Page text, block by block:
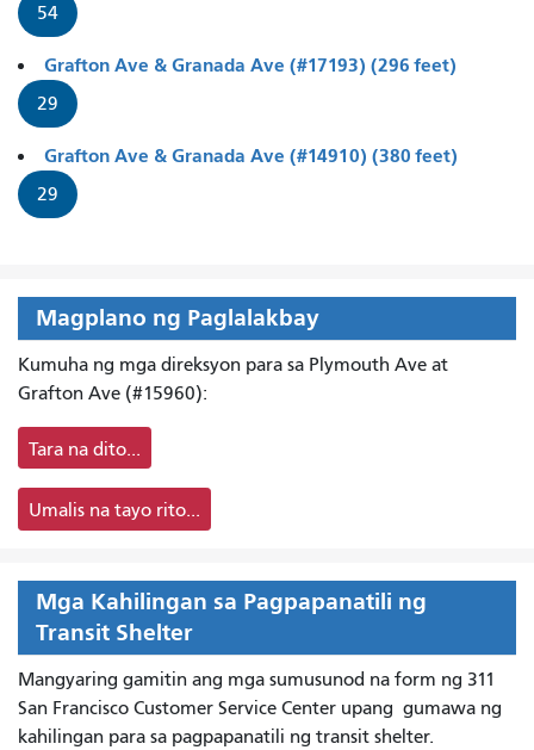
54
Grafton Ave & Granada Ave (#17193) (296 feet)
29
Grafton Ave & Granada Ave (#14910) (380 feet)
29
Magplano ng Paglalakbay
Kumuha ng mga direksyon para sa Plymouth Ave at
Grafton Ave (#15960):
Tara na dito...
Umalis na tayo rito...
Mga Kahilingan sa Pagpapanatili ng
Transit Shelter
Mangyaring gamitin ang mga sumusunod na form ng 311
San Francisco Customer Service Center upang gumawa ng
kahilingan para sa pagpapanatili ng transit shelter.